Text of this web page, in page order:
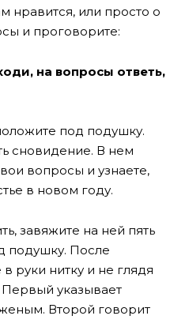
нравится, или просто о
и проговорите:
на вопросы ответь,
под подушку.
сновидение. В нем
вопросы и узнаете,
в новом году.
завяжите на ней пять
подушку. После
руки нитку и не глядя
указывает
Второй говорит